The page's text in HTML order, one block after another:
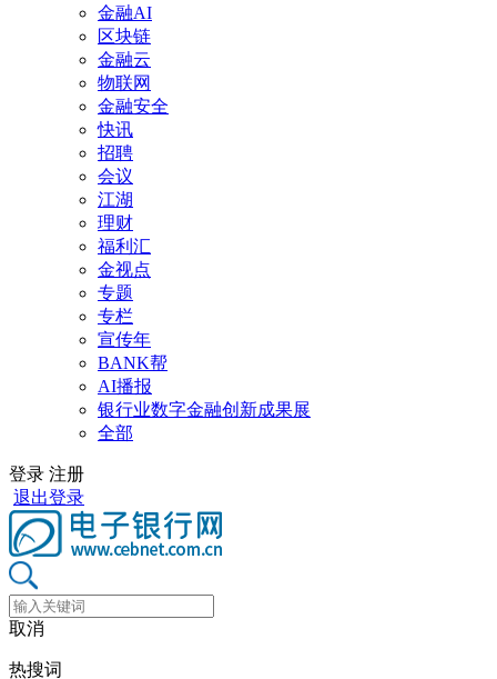
金融AI
区块链
金融云
物联网
金融安全
快讯
招聘
会议
江湖
理财
福利汇
金视点
专题
专栏
宣传年
BANK帮
AI播报
银行业数字金融创新成果展
全部
登录 注册
退出登录
取消
热搜词